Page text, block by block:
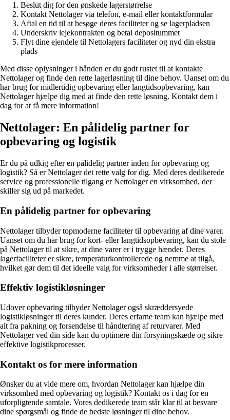
Beslut dig for den ønskede lagerstørrelse
Kontakt Nettolager via telefon, e-mail eller kontaktformular
Aftal en tid til at besøge deres faciliteter og se lagerpladsen
Underskriv lejekontrakten og betal depositummet
Flyt dine ejendele til Nettolagers faciliteter og nyd din ekstra
plads
Med disse oplysninger i hånden er du godt rustet til at kontakte
Nettolager og finde den rette lagerløsning til dine behov. Uanset om du
har brug for midlertidig opbevaring eller langtidsopbevaring, kan
Nettolager hjælpe dig med at finde den rette løsning. Kontakt dem i
dag for at få mere information!
Nettolager: En pålidelig partner for
opbevaring og logistik
Er du på udkig efter en pålidelig partner inden for opbevaring og
logistik? Så er Nettolager det rette valg for dig. Med deres dedikerede
service og professionelle tilgang er Nettolager en virksomhed, der
skiller sig ud på markedet.
En pålidelig partner for opbevaring
Nettolager tilbyder topmoderne faciliteter til opbevaring af dine varer.
Uanset om du har brug for kort- eller langtidsopbevaring, kan du stole
på Nettolager til at sikre, at dine varer er i trygge hænder. Deres
lagerfaciliteter er sikre, temperaturkontrollerede og nemme at tilgå,
hvilket gør dem til det ideelle valg for virksomheder i alle størrelser.
Effektiv logistikløsninger
Udover opbevaring tilbyder Nettolager også skræddersyede
logistikløsninger til deres kunder. Deres erfarne team kan hjælpe med
alt fra pakning og forsendelse til håndtering af returvarer. Med
Nettolager ved din side kan du optimere din forsyningskæde og sikre
effektive logistikprocesser.
Kontakt os for mere information
Ønsker du at vide mere om, hvordan Nettolager kan hjælpe din
virksomhed med opbevaring og logistik? Kontakt os i dag for en
uforpligtende samtale. Vores dedikerede team står klar til at besvare
dine spørgsmål og finde de bedste løsninger til dine behov.